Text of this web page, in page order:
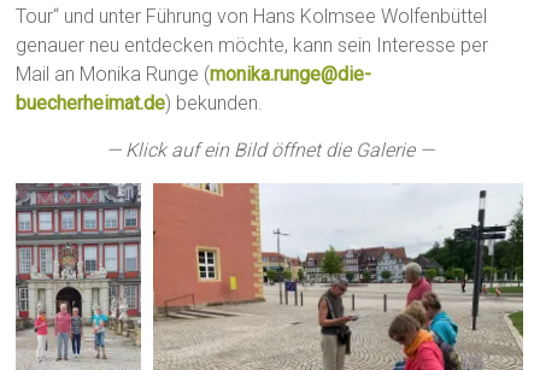
Tour“ und unter Führung von Hans Kolmsee Wolfenbüttel
genauer neu entdecken möchte, kann sein Interesse per
Mail an Monika Runge (monika.runge@die-
buecherheimat.de) bekunden.
— Klick auf ein Bild öffnet die Galerie —